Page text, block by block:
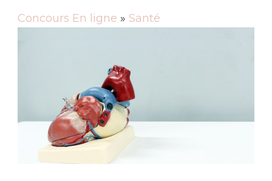
Concours En ligne » Santé